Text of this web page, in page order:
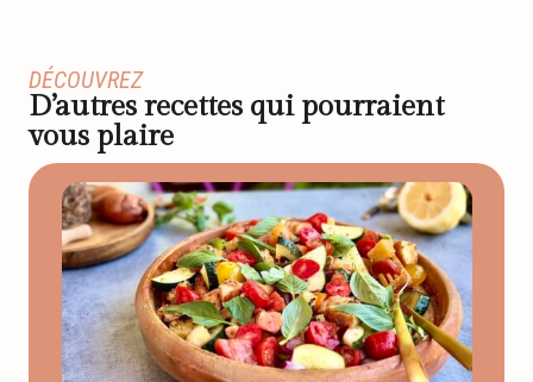
DÉCOUVREZ
D’autres recettes qui pourraient
vous plaire